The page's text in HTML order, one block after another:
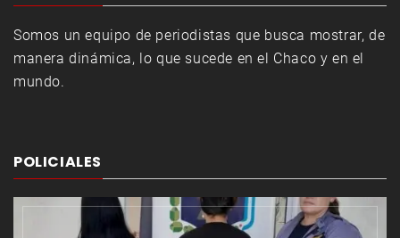
Somos un equipo de periodistas que busca mostrar, de
manera dinámica, lo que sucede en el Chaco y en el
mundo.
POLICIALES